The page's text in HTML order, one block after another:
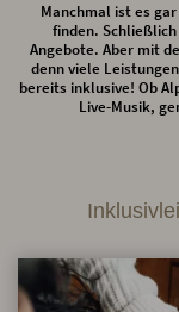
Manchmal ist es
finden.
Angebote. Aber mit
denn viele
bereits inklusive! Ob
Live-Musik,